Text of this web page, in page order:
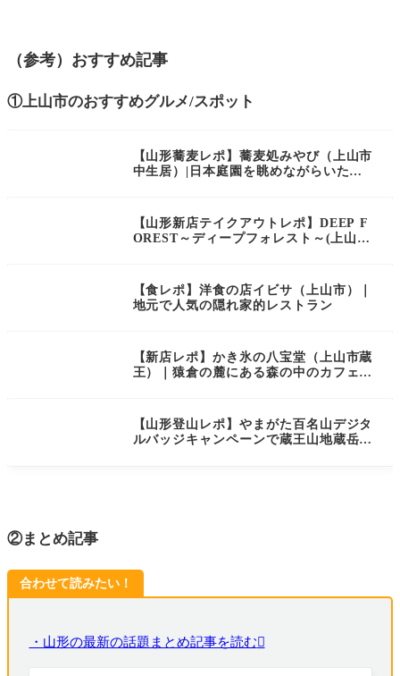
（参考）おすすめ記事
①上山市のおすすめグルメ/スポット
【山形蕎麦レポ】蕎麦処みやび（上山市
中生居）|日本庭園を眺めながらいただ
【山形新店テイクアウトレポ】DEEP F
OREST～ディープフォレスト～(上山市
【食レポ】洋食の店イビサ（上山市）｜
地元で人気の隠れ家的レストラン
【新店レポ】かき氷の八宝堂（上山市蔵
王）｜猿倉の麓にある森の中のカフェで
【山形登山レポ】やまがた百名山デジタ
ルバッジキャンペーンで蔵王山地蔵岳山
②まとめ記事
合わせて読みたい！
・山形の最新の話題まとめ記事を読む